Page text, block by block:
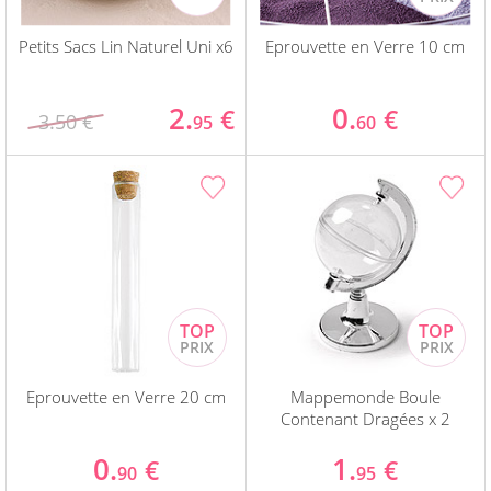
Petits Sacs Lin Naturel Uni x6
3.50 € 2.95 €
Eprouvette en Verre 10 cm
0.60 €
Eprouvette en Verre 20 cm
0.90 €
Mappemonde Boule
Contenant Dragées x 2
1.95 €